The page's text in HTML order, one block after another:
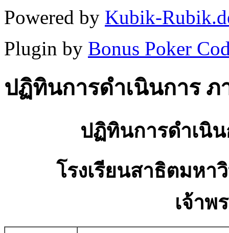
Powered by Kubik-
Plugin by Bonus Poker
ปฏิทินการดำเนินการ ภ
ปฏิทินการดำเนิ
โรงเรียนสาธิตมห
เจ้าพ